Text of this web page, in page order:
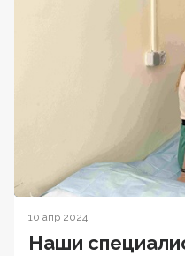
10 апр 2024
Наши